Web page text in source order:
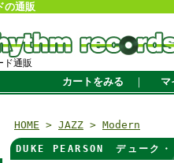
の通販
ド通販
カートをみる ｜ マ
HOME > JAZZ > Modern
DUKE PEARSON デュー